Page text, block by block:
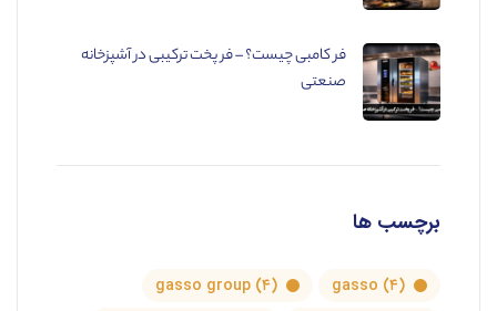
فر کامبی چیست؟ – فر پخت ترکیبی در آشپزخانه
صنعتی
برچسب ها
gasso (۴) gasso group (۴)